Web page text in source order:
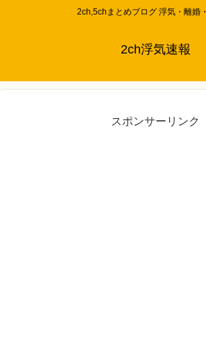
2ch,5chまとめブログ 浮気・離婚
2ch浮気速報
スポンサーリンク